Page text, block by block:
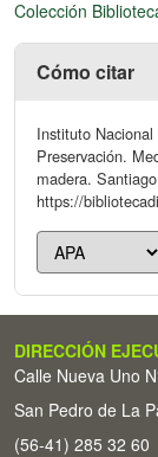
Colección
Cómo citar
Instituto
Preservación.
madera.
https://
DIRECCIÓN
Calle Nueva Uno
San Pedro de La
(56-41) 285 32 60